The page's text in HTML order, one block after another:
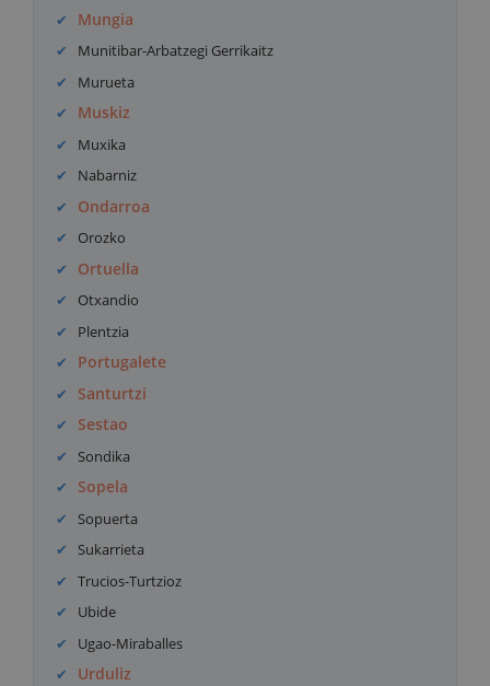
Mungia
Munitibar-Arbatzegi Gerrikaitz
Murueta
Muskiz
Muxika
Nabarniz
Ondarroa
Orozko
Ortuella
Otxandio
Plentzia
Portugalete
Santurtzi
Sestao
Sondika
Sopela
Sopuerta
Sukarrieta
Trucios-Turtzioz
Ubide
Ugao-Miraballes
Urduliz